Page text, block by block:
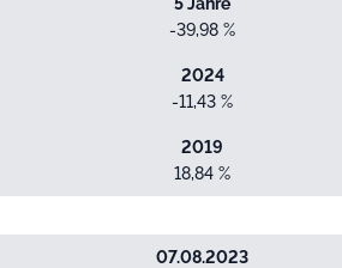
-39,98 %
2024
-11,43 %
2019
18,84 %
07.08.2023